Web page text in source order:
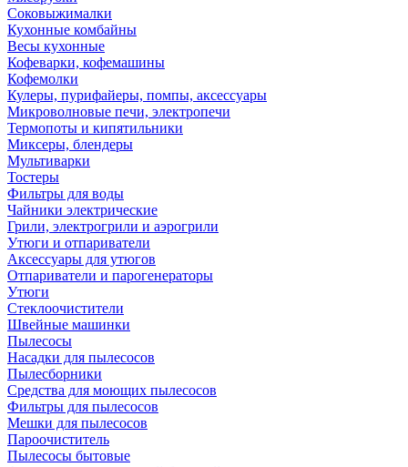
Соковыжималки
Кухонные комбайны
Весы кухонные
Кофеварки, кофемашины
Кофемолки
Кулеры, пурифайеры, помпы, аксессуары
Микроволновые печи, электропечи
Термопоты и кипятильники
Миксеры, блендеры
Мультиварки
Тостеры
Фильтры для воды
Чайники электрические
Грили, электрогрили и аэрогрили
Утюги и отпариватели
Аксессуары для утюгов
Отпариватели и парогенераторы
Утюги
Стеклоочистители
Швейные машинки
Пылесосы
Насадки для пылесосов
Пылесборники
Средства для моющих пылесосов
Фильтры для пылесосов
Мешки для пылесосов
Пароочиститель
Пылесосы бытовые